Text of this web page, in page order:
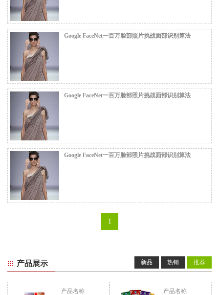
Google FaceNet一百万脸部照片挑战面部识别算法
Google FaceNet一百万脸部照片挑战面部识别算法
Google FaceNet一百万脸部照片挑战面部识别算法
1
产品展示 推荐
热销
新品
产品名称 产品名称